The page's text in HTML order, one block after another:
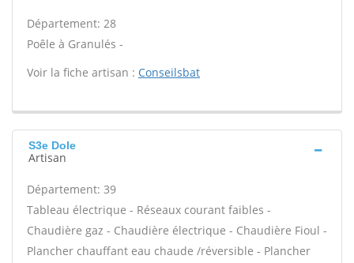
Département: 28
Poêle à Granulés -
Voir la fiche artisan : Conseilsbat
S3e Dole
Artisan
Département: 39
Tableau électrique - Réseaux courant faibles -
Chaudière gaz - Chaudière électrique - Chaudière Fioul -
Plancher chauffant eau chaude /réversible - Plancher